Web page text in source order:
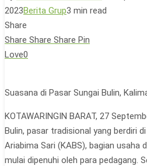
2023Berita Grup3 min read
Share
Share Share Share Pin
Love0
Suasana di Pasar Sungai Bulin,
KOTAWARINGIN BARAT, 27
Bulin, pasar tradisional yang berdiri
Ariabima Sari (KABS), bagian usaha
mulai dipenuhi oleh para pedagang.